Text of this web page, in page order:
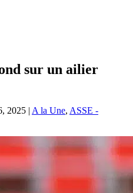
sur un ailier
2025 | A la Une, ASSE -